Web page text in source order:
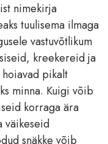
nimekirja
tuulisema ilmaga
vastuvõtlikum
kreekereid ja
pikalt
minna. Kuigi võib
korraga ära
väikeseid
snäkke võib